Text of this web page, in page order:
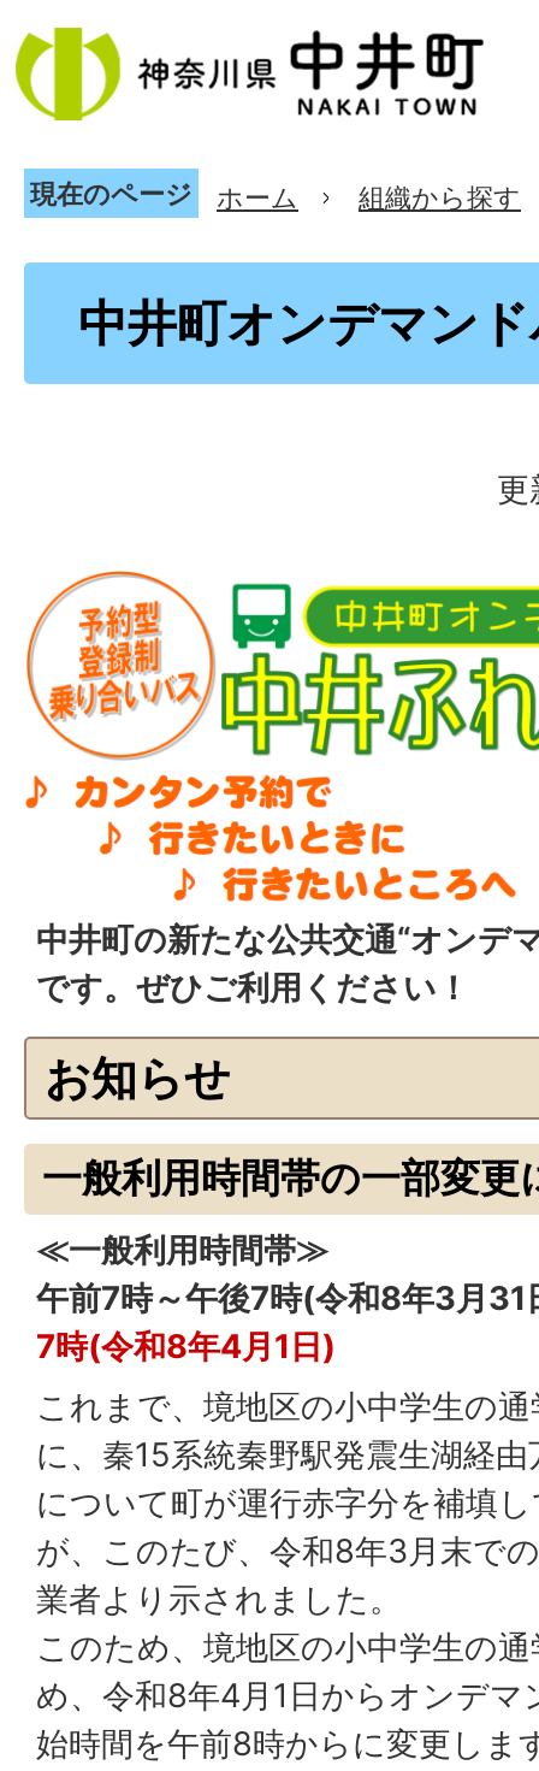
現在のページ ホーム 組織から探す
中井町オンデマン
更
中井町の新たな公共交通“オンデ
です。ぜひご利用ください！
お知らせ
一般利用時間帯の一部変更
≪一般利用時間帯≫
午前7時～午後7時(令和8年3月
7時(令和8年4月1日)
これまで、境地区の小中学生の
に、秦15系統秦野駅発震生湖経
について町が運行赤字分を補填
が、このたび、令和8年3月末で
業者より示されました。
このため、境地区の小中学生の
め、令和8年4月1日からオンデマ
始時間を午前8時からに変更しま